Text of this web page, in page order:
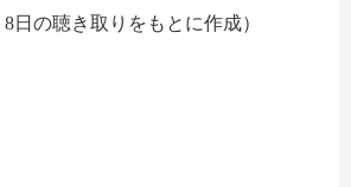
8日の聴き取りをもとに作成）